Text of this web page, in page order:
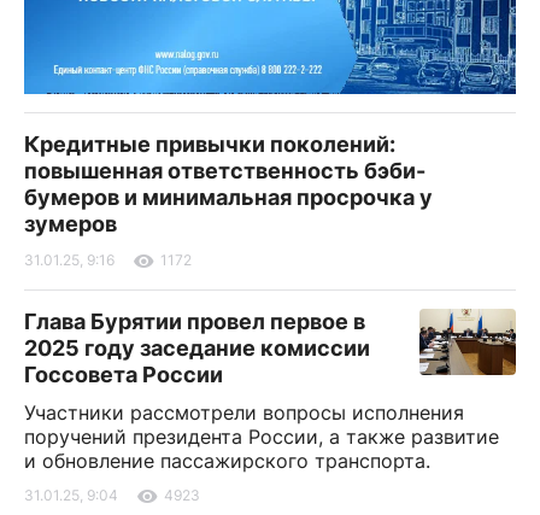
Кредитные привычки поколений:
повышенная ответственность бэби-
бумеров и минимальная просрочка у
зумеров
31.01.25, 9:16 1172
Глава Бурятии провел первое в
2025 году заседание комиссии
Госсовета России
Участники рассмотрели вопросы исполнения
поручений президента России, а также развитие
и обновление пассажирского транспорта.
31.01.25, 9:04 4923